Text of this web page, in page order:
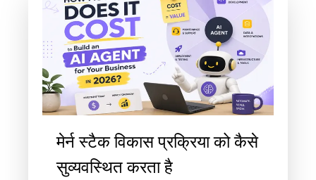
मेर्न स्टैक विकास प्रक्रिया को कैसे
सुव्यवस्थित करता है